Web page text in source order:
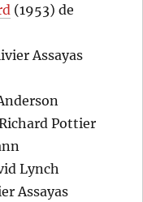
(1953) de
Assayas
Pottier
Lynch
Assayas